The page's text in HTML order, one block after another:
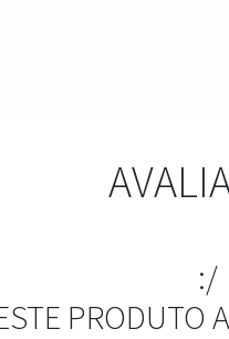
:/
PRODUTO